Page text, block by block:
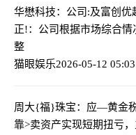
华懋科技：公司:及富创
正!：公司根据市场综合
整
猫眼娱乐2026-05-12
周大{福}珠宝：应—黄金
靠>卖资产实现短期扭亏